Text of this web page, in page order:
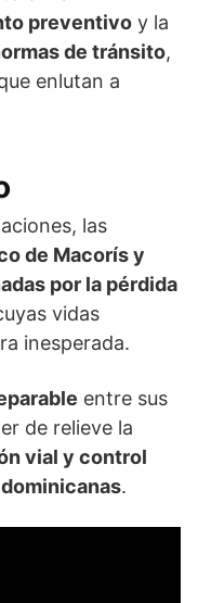
preventivo y la
de tránsito,
enlutan a
las
de Macorís y
por la pérdida
vidas
inesperada.
entre sus
de relieve la
vial y control
.